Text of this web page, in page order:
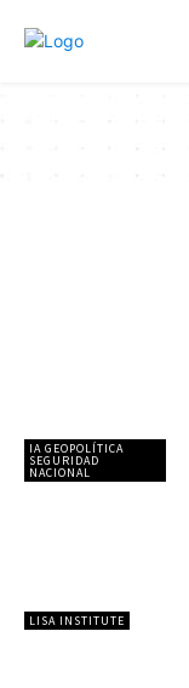
IA GEOPOLÍTICA
SEGURIDAD
NACIONAL
LISA INSTITUTE